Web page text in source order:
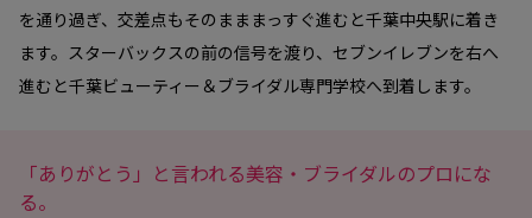
を通り過ぎ、交差点もそのまままっすぐ進むと千葉中央駅に着き
ます。スターバックスの前の信号を渡り、セブンイレブンを右へ
進むと千葉ビューティー＆ブライダル専門学校へ到着します。
「ありがとう」と言われる美容・ブライダルのプロにな
る。